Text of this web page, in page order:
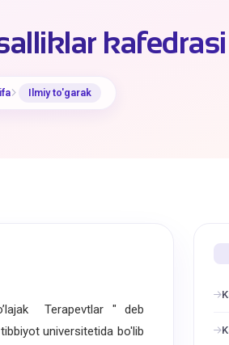
kafedrasi
Ilmiy to'garak
Terapevtlar " deb
universitetida bo'lib